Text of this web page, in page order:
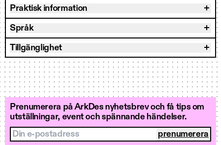
Praktisk information
Språk
Tillgänglighet
Prenumerera på ArkDes nyhetsbrev och få tips om
utställningar, event och spännande händelser.
Din e-postadress